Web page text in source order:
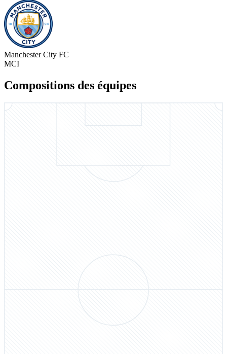
Manchester City FC
MCI
Compositions des équipes